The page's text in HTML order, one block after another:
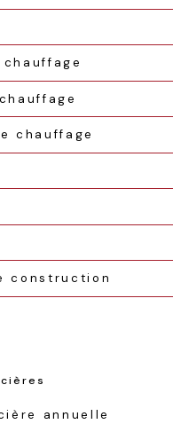
chauffage
construction
Valeurs
annuelle